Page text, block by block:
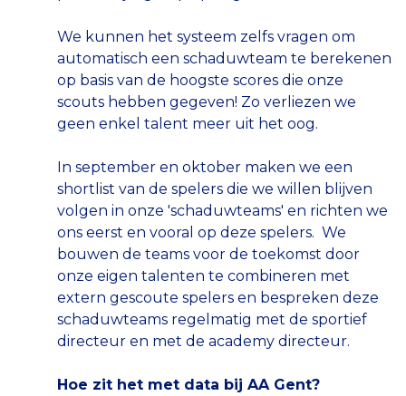
We kunnen het systeem zelfs vragen om
automatisch een schaduwteam te berekenen
op basis van de hoogste scores die onze
scouts hebben gegeven! Zo verliezen we
geen enkel talent meer uit het oog.
In september en oktober maken we een
shortlist van de spelers die we willen blijven
volgen in onze 'schaduwteams' en richten we
ons eerst en vooral op deze spelers. We
bouwen de teams voor de toekomst door
onze eigen talenten te combineren met
extern gescoute spelers en bespreken deze
schaduwteams regelmatig met de sportief
directeur en met de academy directeur.
Hoe zit het met data bij AA Gent?